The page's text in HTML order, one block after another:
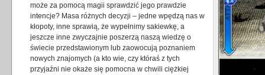
może za pomocą magii sprawdzić jego prawdzie
intencje? Masa różnych decyzji – jedne wpędzą nas w
kłopoty, inne sprawią, że wypełnimy sakiewkę, a
jeszcze inne zwyczajnie poszerzą naszą wiedzę o
świecie przedstawionym lub zaowocują poznaniem
nowych znajomych (a kto wie, czy któraś z tych
przyjaźni nie okaże się pomocna w chwili ciężkiej